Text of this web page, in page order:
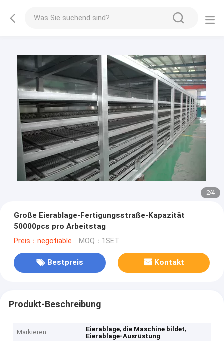
3/4
Große Eierablage-Fertigungsstraße-Kapazität
50000pcs pro Arbeitstag
Preis：negotiable MOQ：1SET
Bestpreis Kontakt
Produkt-Beschreibung
Markieren Eierablage, die Maschine bildet,
Eierablage-Ausrüstung